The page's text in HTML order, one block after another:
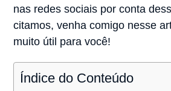
nas redes sociais por conta
citamos, venha comigo nesse
muito útil para você!
Índice do Conteúdo